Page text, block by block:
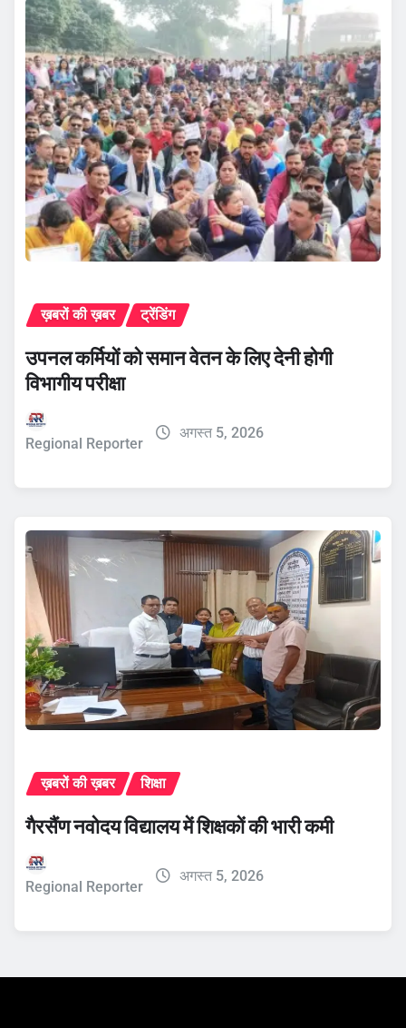
ख़बरों की ख़बर ट्रेंडिंग
उपनल कर्मियों को समान वेतन के लिए देनी होगी
विभागीय परीक्षा
Regional Reporter
अगस्त 5, 2026
ख़बरों की ख़बर शिक्षा
गैरसैंण नवोदय विद्यालय में शिक्षकों की भारी कमी
Regional Reporter
अगस्त 5, 2026